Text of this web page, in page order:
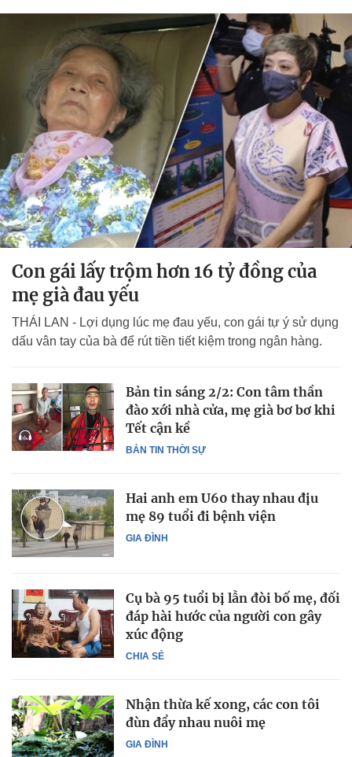
Con gái lấy trộm hơn 16 tỷ đồng của
mẹ già đau yếu
THÁI LAN - Lợi dụng lúc mẹ đau yếu, con gái tự ý sử dụng
dấu vân tay của bà để rút tiền tiết kiệm trong ngân hàng.
BẢN TIN THỜI SỰ
Bản tin sáng 2/2: Con tâm thần
đào xới nhà cửa, mẹ già bơ bơ khi
Tết cận kề
GIA ĐÌNH
Hai anh em U60 thay nhau địu
mẹ 89 tuổi đi bệnh viện
CHIA SẺ
Cụ bà 95 tuổi bị lẫn đòi bố mẹ, đối
đáp hài hước của người con gây
xúc động
GIA ĐÌNH
Nhận thừa kế xong, các con tôi
đùn đẩy nhau nuôi mẹ